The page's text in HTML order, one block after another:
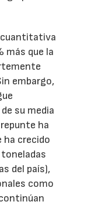
cuantitativa
más que la
embargo,
su media
ha
ha crecido
del país),
como